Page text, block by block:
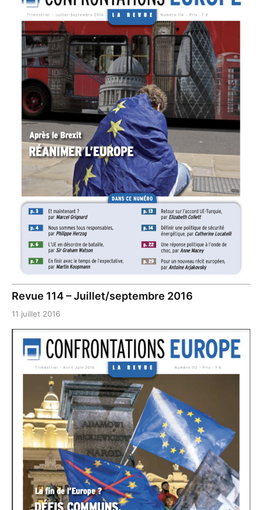
Revue 114 – Juillet/septembre 2016
11 juillet 2016